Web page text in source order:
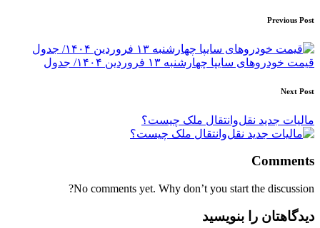
Post
navigation
Previous Post
قیمت خودرو‌های سایپا چهارشنبه ۱۳ فروردین ۱۴۰۴/ جدول
Next Post
مالیات جدید نقل‌وانتقال ملک‌ چیست؟
Comments
No comments yet. Why don’t you start the discussion?
دیدگاهتان را بنویسید